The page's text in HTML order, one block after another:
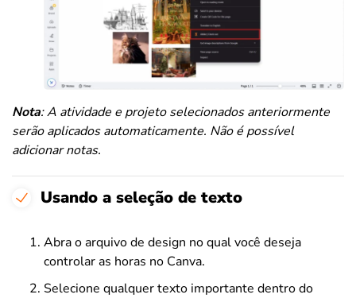
Nota: A atividade e projeto selecionados anteriormente
serão aplicados automaticamente. Não é possível
adicionar notas.
Usando a seleção de texto
Abra o arquivo de design no qual você deseja
controlar as horas no Canva.
Selecione qualquer texto importante dentro do